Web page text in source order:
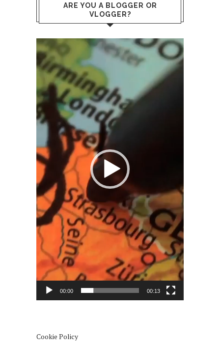
ARE YOU A BLOGGER OR
VLOGGER?
Video
Player
00:00 00:13
Cookie Policy